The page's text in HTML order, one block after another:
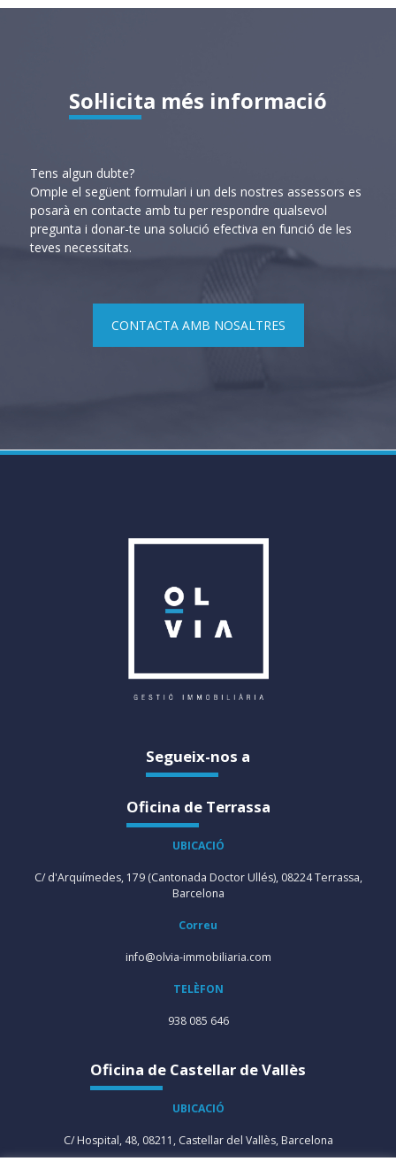
Sol·licita més informació
Tens algun dubte?
Omple el següent formulari i un dels nostres assessors es
posarà en contacte amb tu per respondre qualsevol
pregunta i donar-te una solució efectiva en funció de les
teves necessitats.
CONTACTA AMB NOSALTRES
The Collins online translator is a convenient companion for
and example sentences to build targeted
note subtle differences in meaning.
Regularly revisiting entries and testing yourself on collocations
Combine lookups with reading and speaking tasks, and treat the
translator as a bridge between encountering unfamiliar items
Segueix-nos a
Oficina de Terrassa
UBICACIÓ
C/ d'Arquímedes, 179 (Cantonada Doctor Ullés), 08224 Terrassa,
Barcelona
Correu
info@olvia-immobiliaria.com
TELÈFON
938 085 646
Oficina de Castellar de Vallès
UBICACIÓ
C/ Hospital, 48, 08211, Castellar del Vallès, Barcelona